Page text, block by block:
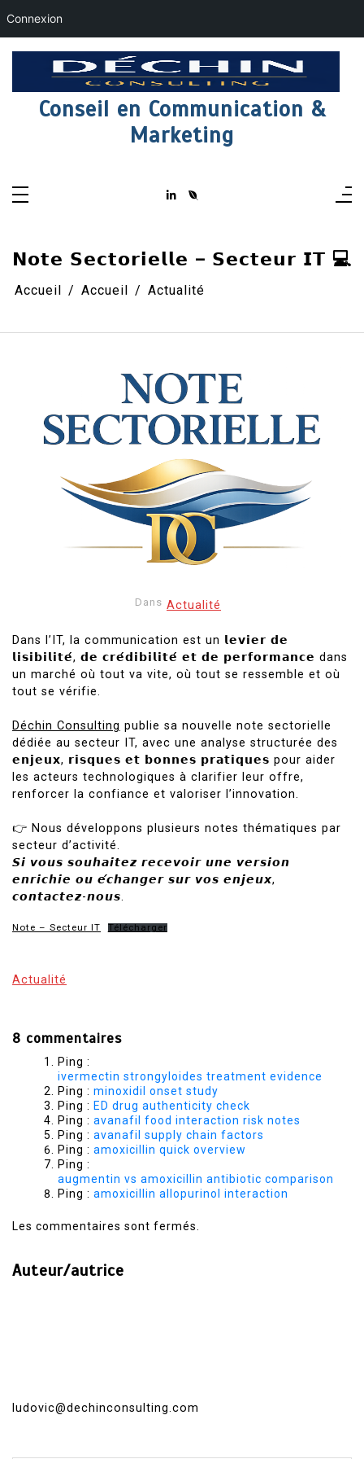
Connexion
Conseil en Communication &
Marketing
𝗡𝗼𝘁𝗲 𝗦𝗲𝗰𝘁𝗼𝗿𝗶𝗲𝗹𝗹𝗲 – 𝗦𝗲𝗰𝘁𝗲𝘂𝗿 𝗜𝗧 💻
Accueil Accueil Actualité
Dans Actualité
Dans l’IT, la communication est un 𝗹𝗲𝘃𝗶𝗲𝗿 𝗱𝗲
𝗹𝗶𝘀𝗶𝗯𝗶𝗹𝗶𝘁𝗲́, 𝗱𝗲 𝗰𝗿𝗲́𝗱𝗶𝗯𝗶𝗹𝗶𝘁𝗲́ 𝗲𝘁 𝗱𝗲 𝗽𝗲𝗿𝗳𝗼𝗿𝗺𝗮𝗻𝗰𝗲 dans
un marché où tout va vite, où tout se ressemble et où
tout se vérifie.
Déchin Consulting publie sa nouvelle note sectorielle
dédiée au secteur IT, avec une analyse structurée des
𝗲𝗻𝗷𝗲𝘂𝘅, 𝗿𝗶𝘀𝗾𝘂𝗲𝘀 𝗲𝘁 𝗯𝗼𝗻𝗻𝗲𝘀 𝗽𝗿𝗮𝘁𝗶𝗾𝘂𝗲𝘀 pour aider
les acteurs technologiques à clarifier leur offre,
renforcer la confiance et valoriser l’innovation.
👉 Nous développons plusieurs notes thématiques par
secteur d’activité.
𝙎𝙞 𝙫𝙤𝙪𝙨 𝙨𝙤𝙪𝙝𝙖𝙞𝙩𝙚𝙯 𝙧𝙚𝙘𝙚𝙫𝙤𝙞𝙧 𝙪𝙣𝙚 𝙫𝙚𝙧𝙨𝙞𝙤𝙣
𝙚𝙣𝙧𝙞𝙘𝙝𝙞𝙚 𝙤𝙪 𝙚́𝙘𝙝𝙖𝙣𝙜𝙚𝙧 𝙨𝙪𝙧 𝙫𝙤𝙨 𝙚𝙣𝙟𝙚𝙪𝙭,
𝙘𝙤𝙣𝙩𝙖𝙘𝙩𝙚𝙯-𝙣𝙤𝙪𝙨.
Note – Secteur IT Télécharger
Actualité
8 commentaires
Ping :
ivermectin strongyloides treatment evidence
Ping : minoxidil onset study
Ping : ED drug authenticity check
Ping : avanafil food interaction risk notes
Ping : avanafil supply chain factors
Ping : amoxicillin quick overview
Ping :
augmentin vs amoxicillin antibiotic comparison
Ping : amoxicillin allopurinol interaction
Les commentaires sont fermés.
Auteur/autrice
ludovic@dechinconsulting.com